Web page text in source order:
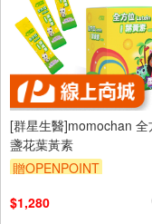
[群星生醫]momochan 全
盞花葉黃素
贈OPENPOINT
$1,280